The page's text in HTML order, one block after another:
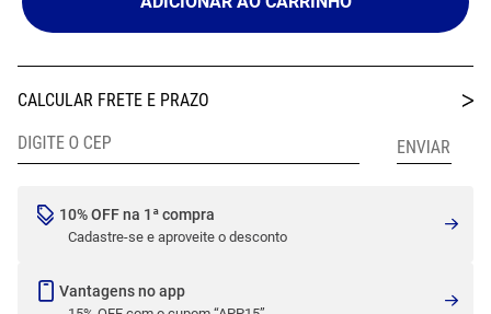
10% OFF na 1ª compra
Cadastre-se e aproveite o desconto
Vantagens no app